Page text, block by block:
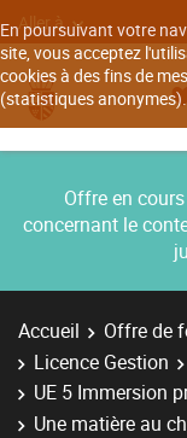
En poursuivant votre
site, vous acceptez
cookies à des fins de
(statistiques anonymes).
Aller à
Offre en
concernant le
Accueil Offre de
Licence Gestion
UE 5 Immersion
Une matière au